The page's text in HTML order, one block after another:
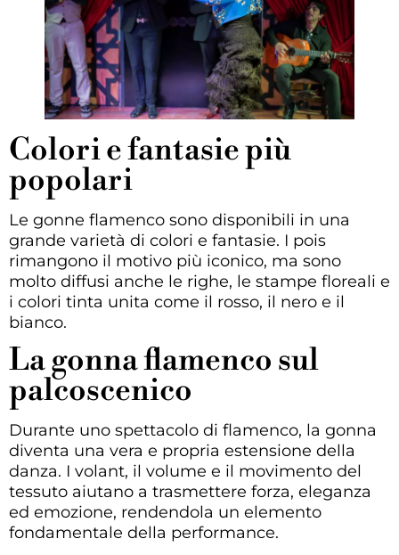
Colori e fantasie più
popolari
Le gonne flamenco sono disponibili in una
grande varietà di colori e fantasie. I pois
rimangono il motivo più iconico, ma sono
molto diffusi anche le righe, le stampe floreali e
i colori tinta unita come il rosso, il nero e il
bianco.
La gonna flamenco sul
palcoscenico
Durante uno spettacolo di flamenco, la gonna
diventa una vera e propria estensione della
danza. I volant, il volume e il movimento del
tessuto aiutano a trasmettere forza, eleganza
ed emozione, rendendola un elemento
fondamentale della performance.